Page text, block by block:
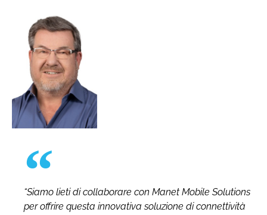
“Siamo lieti di collaborare con Manet Mobile Solutions
per offrire questa innovativa soluzione di connettività